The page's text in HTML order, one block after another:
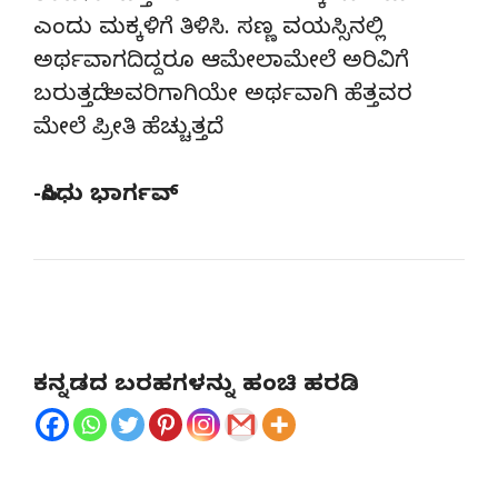
ಎಂದು ಮಕ್ಕಳಿಗೆ ತಿಳಿಸಿ. ಸಣ್ಣ ವಯಸ್ಸಿನಲ್ಲಿ
ಅರ್ಥವಾಗದಿದ್ದರೂ ಆಮೇಲಾಮೇಲೆ ಅರಿವಿಗೆ
ಬರುತ್ತದೆ. ಅವರಿಗಾಗಿಯೇ ಅರ್ಥವಾಗಿ ಹೆತ್ತವರ
ಮೇಲೆ ಪ್ರೀತಿ ಹೆಚ್ಚುತ್ತದೆ.
-ಸಿಂಧು ಭಾರ್ಗವ್
ಕನ್ನಡದ ಬರಹಗಳನ್ನು ಹಂಚಿ ಹರಡಿ